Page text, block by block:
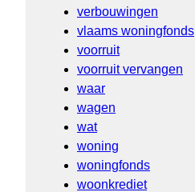
verbouwingen
vlaams woningfonds
voorruit
voorruit vervangen
waar
wagen
wat
woning
woningfonds
woonkrediet